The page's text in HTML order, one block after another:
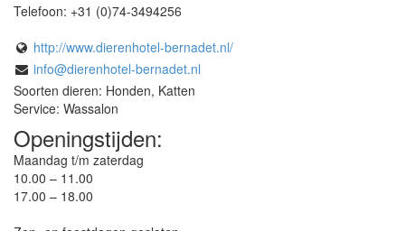
Telefoon: +31 (0)74-3494256
http://www.dierenhotel-bernadet.nl/
info@dierenhotel-bernadet.nl
Soorten dieren: Honden, Katten
Service: Wassalon
Openingstijden:
Maandag t/m zaterdag
10.00 – 11.00
17.00 – 18.00